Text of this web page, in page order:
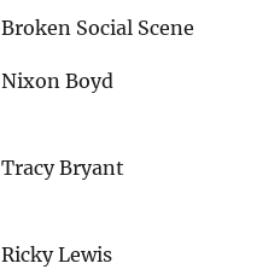
Broken Social Scene
Nixon Boyd
Tracy Bryant
Ricky Lewis